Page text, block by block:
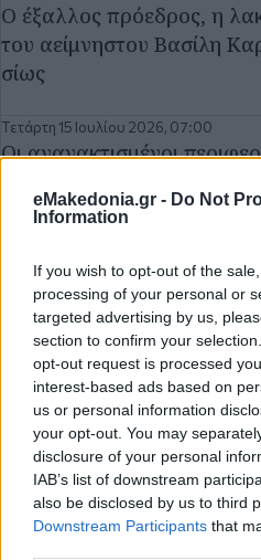
eMakedonia.gr - Do Not
Information
If you wish to opt-out of the
processing of your personal or
targeted advertising by us,
section to confirm your
opt-out request is processed
interest-based ads based on
us or personal information
your opt-out. You may
disclosure of your personal
IAB’s list of downstream
also be disclosed by us to third
Downstream Participants that
Ο έξαλλος πρόεδρος, η
του αείμνηστου Βασίλη
σίως
Τετάρτη 15 Ιουλίου 2026, 07:00
Οι αγανακτισμένοι
Ο «θίασος», η πρώτη
εργάτρια και ο «ιός» που
Περιφέρειας. Γράφει
Τετάρτη 01 Ιουλίου 2026, 07:00
Η αυτόνομη πορεία, η
τα πυρά. Γράφει…
Τετάρτη 24 Ιουνίου 2026, 07:00
Η χαρά του φωτογράφου
αισθάνεται